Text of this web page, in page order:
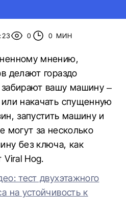
0 0 МИН
мнению,
делают гораздо
вашу машину –
накачать спущенную
запустить машину и
могут за несколько
без ключа, как
Viral Hog.
тест двухэтажного
на устойчивость к